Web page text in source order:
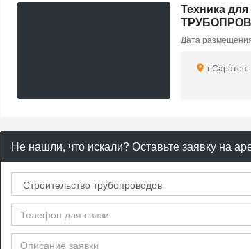
Техника
Дата
г.Саратов
Не нашли, что искали? Оставьте заявку на